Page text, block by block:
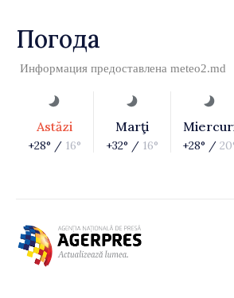
Погода
Информация предоставлена meteo2.md
Astăzi
+28° / 16°
Marţi
+32° / 16° +28° /